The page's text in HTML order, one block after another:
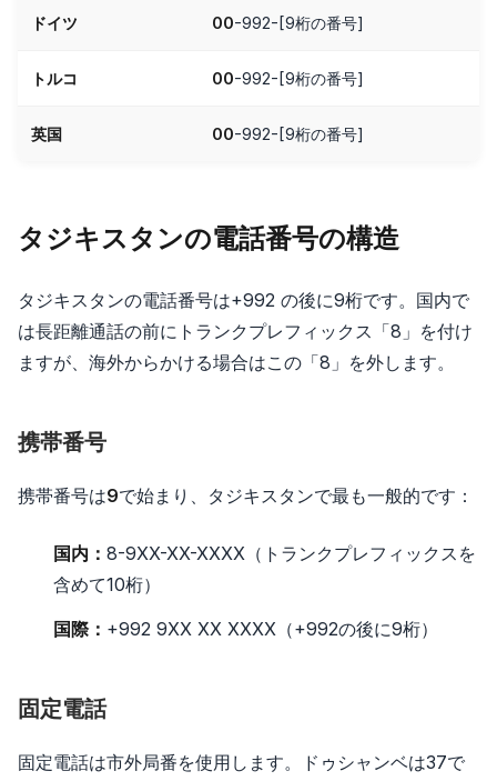
ドイツ 00-992-[9桁の番号]
トルコ 00-992-[9桁の番号]
英国 00-992-[9桁の番号]
タジキスタンの電話番号の構造
タジキスタンの電話番号は+992 の後に9桁です。国内で
は長距離通話の前にトランクプレフィックス「8」を付け
ますが、海外からかける場合はこの「8」を外します。
携帯番号
携帯番号は9で始まり、タジキスタンで最も一般的です：
国内： 8-9XX-XX-XXXX（トランクプレフィックスを
含めて10桁）
国際： +992 9XX XX XXXX（+992の後に9桁）
固定電話
固定電話は市外局番を使用します。ドゥシャンベは37で